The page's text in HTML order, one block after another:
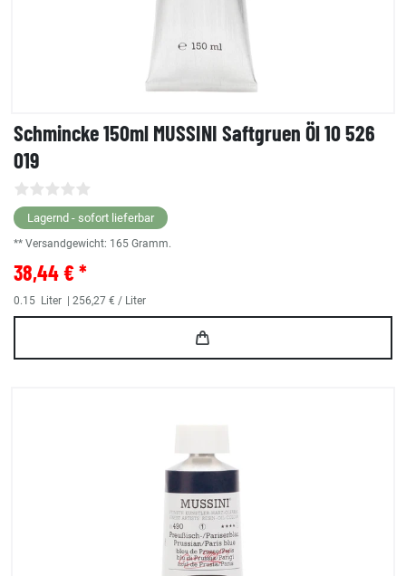
Schmincke 150ml MUSSINI Saftgruen Öl 10 526
019
Lagernd - sofort lieferbar
** Versandgewicht: 165 Gramm.
38,44 € *
0.15 Liter | 256,27 € / Liter